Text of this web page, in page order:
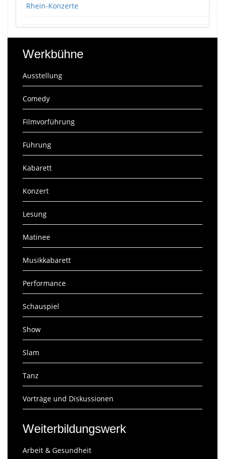
Rhein-Konzerte
Werkbühne
Ausstellung
Comedy
Filmvorführung
Führung
Kabarett
Konzert
Lesung
Matinee
Musikkabarett
Performance
Schauspiel
Show
Slam
Tanz
Vorträge und Diskussionen
Weiterbildungswerk
Arbeit & Gesundheit